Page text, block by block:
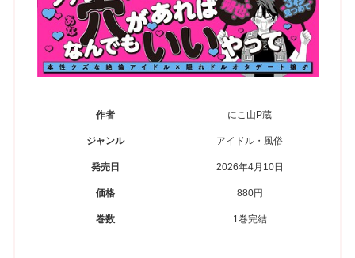
作者 にこ山P蔵
ジャンル アイドル・風俗
発売日 2026年4月10日
価格 880円
巻数 1巻完結